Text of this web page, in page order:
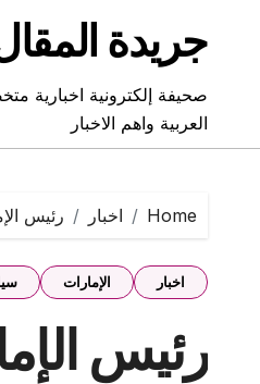
contentجريدة
صحيفة إلكترونية اخبارية
العربية واهم الاخبار
Home اخبار رئيس
اخبار الإمارات
رئيس